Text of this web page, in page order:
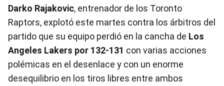
Darko Rajakovic, entrenador de los Toronto
Raptors, explotó este martes contra los árbitros del
partido que su equipo perdió en la cancha de Los
Angeles Lakers por 132-131 con varias acciones
polémicas en el desenlace y con un enorme
desequilibrio en los tiros libres entre ambos